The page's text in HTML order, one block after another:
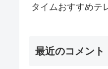
タイムおすすめテ
最近のコメント